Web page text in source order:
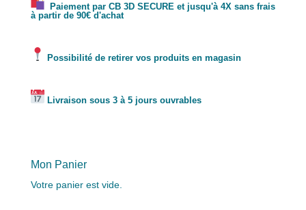
Paiement par CB 3D SECURE et jusqu'à 4X sans frais
à partir de 90€ d'achat
Possibilité de retirer vos produits en magasin
Livraison sous 3 à 5 jours ouvrables
Mon Panier
Votre panier est vide.